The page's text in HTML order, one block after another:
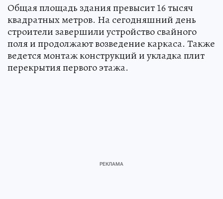
Общая площадь здания превысит 16 тысяч
квадратных метров. На сегодняшний день
строители завершили устройство свайного
поля и продолжают возведение каркаса. Также
ведется монтаж конструкций и укладка плит
перекрытия первого этажа.